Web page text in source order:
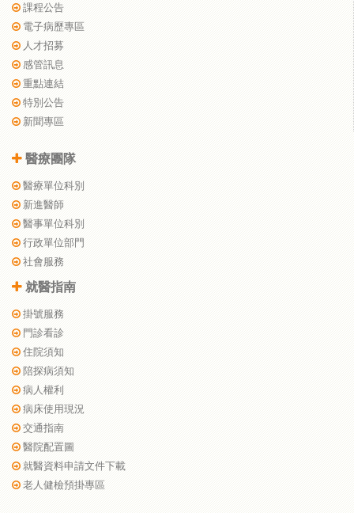
課程公告
電子病歷專區
人才招募
感管訊息
重點連結
特別公告
新聞專區
醫療團隊
醫療單位科別
新進醫師
醫事單位科別
行政單位部門
社會服務
就醫指南
掛號服務
門診看診
住院須知
陪探病須知
病人權利
病床使用現況
交通指南
醫院配置圖
就醫資料申請文件下載
老人健檢預掛專區